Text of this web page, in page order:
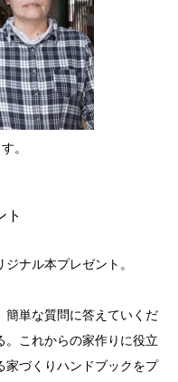
。
ト
ナル本プレゼント。
簡単な質問に答えていくだ
。これからの家作りに役立
家づくりハンドブックをプ